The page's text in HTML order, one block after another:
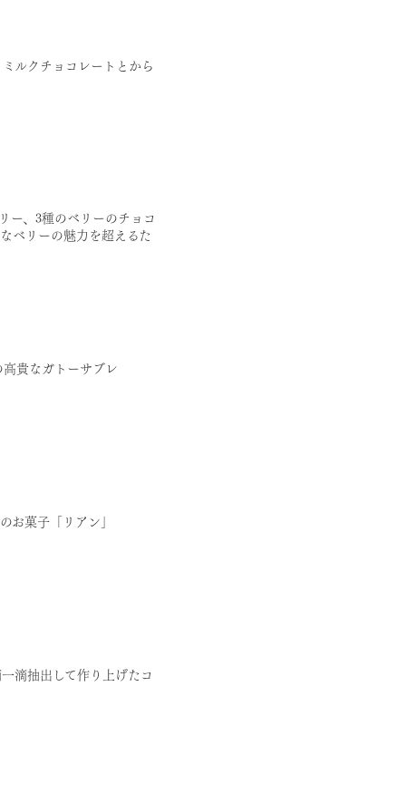
滴抽出して作り上げたコ
お菓子「リアン」
貴なガトーサブレ
ー、3種のベリーのチョコ
ベリーの魅力を超えるた
ルクチョコレートとから